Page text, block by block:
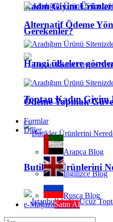
Kadın Giyim
Gerekenler?
Toptan Kadın Giyim
Butikler Ürünlerini
Alternatif Ödeme
Hangi ülkelere
Ödeme Yapmak
Formlar
Diller
Arapça Blog
İngilizce Blog
Rusça Blog
e-MağazaSatın Al